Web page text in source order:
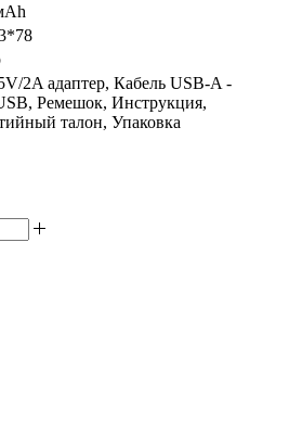
2A адаптер, Кабель USB-A -
Ремешок, Инструкция,
талон, Упаковка